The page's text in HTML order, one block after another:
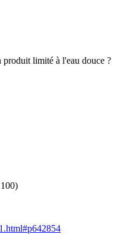
limité à l'eau douce ?